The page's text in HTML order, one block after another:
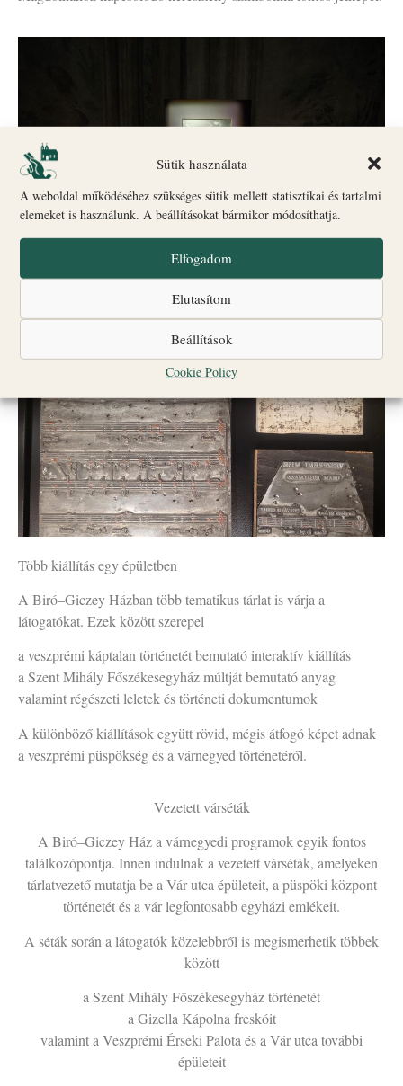
Sütik használata
A weboldal működéséhez szükséges sütik mellett statisztikai és tartalmi
elemeket is használunk. A beállításokat bármikor módosíthatja.
Elfogadom
Elutasítom
Beállítások
Cookie Policy
Több kiállítás egy épületben
A Biró–Giczey Házban több tematikus tárlat is várja a
látogatókat. Ezek között szerepel
a veszprémi káptalan történetét bemutató interaktív kiállítás
a Szent Mihály Főszékesegyház múltját bemutató anyag
valamint régészeti leletek és történeti dokumentumok
A különböző kiállítások együtt rövid, mégis átfogó képet adnak
a veszprémi püspökség és a várnegyed történetéről.
Vezetett várséták
A Biró–Giczey Ház a várnegyedi programok egyik fontos
találkozópontja. Innen indulnak a vezetett várséták, amelyeken
tárlatvezető mutatja be a Vár utca épületeit, a püspöki központ
történetét és a vár legfontosabb egyházi emlékeit.
A séták során a látogatók közelebbről is megismerhetik többek
között
a Szent Mihály Főszékesegyház történetét
a Gizella Kápolna freskóit
valamint a Veszprémi Érseki Palota és a Vár utca további
épületeit